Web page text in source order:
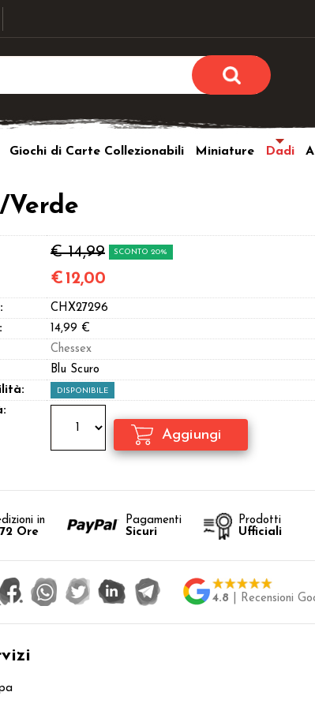
Per completare
utente e la
Giochi di Carte Collezionabili Miniature Dadi
Verde
€ 14,99 SCONTO 20%
€ 12,00
CHX27296
14,99 €
Chessex
Blu Scuro
DISPONIBILE
in
Ore
Pagamenti
Sicuri
Prodotti
Ufficiali
4.8 | Recensioni